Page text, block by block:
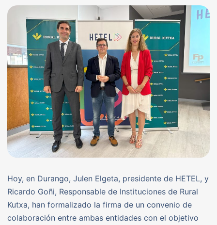
Hoy, en Durango, Julen Elgeta, presidente de HETEL, y
Ricardo Goñi, Responsable de Instituciones de Rural
Kutxa, han formalizado la firma de un convenio de
colaboración entre ambas entidades con el objetivo